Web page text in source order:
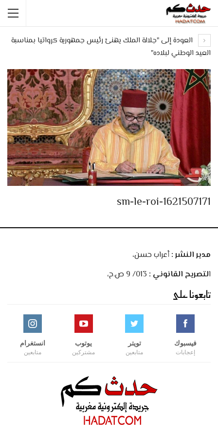
العودة إلى "جلالة الملك يهنئ رئيس جمهورية كرواتيا بمناسبة
العيد الوطني لبلاده"
sm-le-roi-1621507171
مدير النشر :أعراب حسن،
التصريح القانوني :
تابعونا على
فيسبوك
إعجابات
تويتر
متابعين
يوتوب
مشتركين
انستغرام
متابعين